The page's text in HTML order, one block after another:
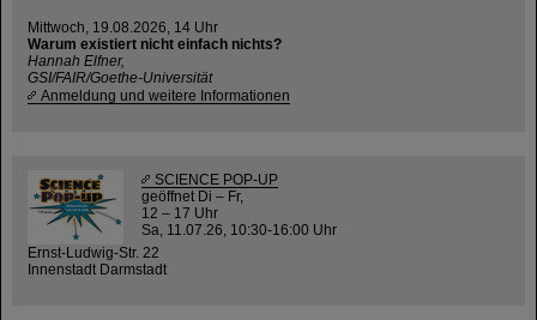
Mittwoch, 19.08.2026, 14 Uhr
Warum existiert nicht einfach nichts?
Hannah Elfner,
GSI/FAIR/Goethe-Universität
Anmeldung und weitere Informationen
SCIENCE POP-UP
geöffnet Di – Fr,
12 – 17 Uhr
Sa, 11.07.26, 10:30-16:00 Uhr
Ernst-Ludwig-Str. 22
Innenstadt Darmstadt